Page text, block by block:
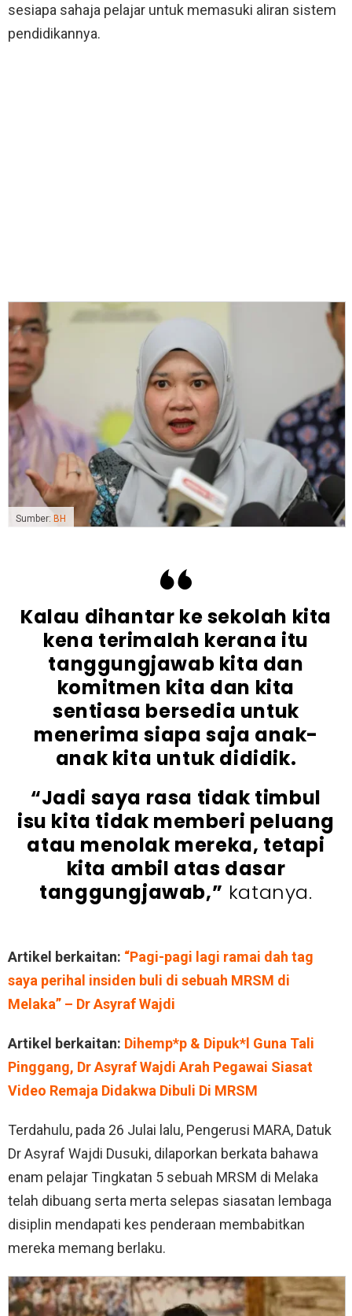
sesiapa sahaja pelajar untuk memasuki aliran sistem
pendidikannya.
Sumber: BH
Kalau dihantar ke sekolah kita
kena terimalah kerana itu
tanggungjawab kita dan
komitmen kita dan kita
sentiasa bersedia untuk
menerima siapa saja anak-
anak kita untuk dididik.
“Jadi saya rasa tidak timbul
isu kita tidak memberi peluang
atau menolak mereka, tetapi
kita ambil atas dasar
tanggungjawab,” katanya.
Artikel berkaitan: “Pagi-pagi lagi ramai dah tag
saya perihal insiden buli di sebuah MRSM di
Melaka” – Dr Asyraf Wajdi
Artikel berkaitan: Dihemp*p & Dipuk*l Guna Tali
Pinggang, Dr Asyraf Wajdi Arah Pegawai Siasat
Video Remaja Didakwa Dibuli Di MRSM
Terdahulu, pada 26 Julai lalu, Pengerusi MARA, Datuk
Dr Asyraf Wajdi Dusuki, dilaporkan berkata bahawa
enam pelajar Tingkatan 5 sebuah MRSM di Melaka
telah dibuang serta merta selepas siasatan lembaga
disiplin mendapati kes penderaan membabitkan
mereka memang berlaku.